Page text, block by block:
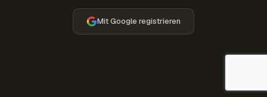
Mit Google registrieren